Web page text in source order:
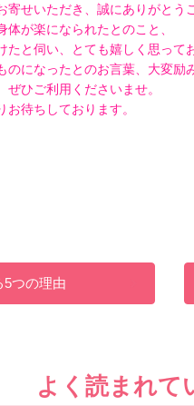
せいただき、誠にありがとう
が楽になられたとのこと、
たと伺い、とても嬉しく思って
になったとのお言葉、大変励
ひご利用くださいませ。
待ちしております。
5つの理由
よく読まれて